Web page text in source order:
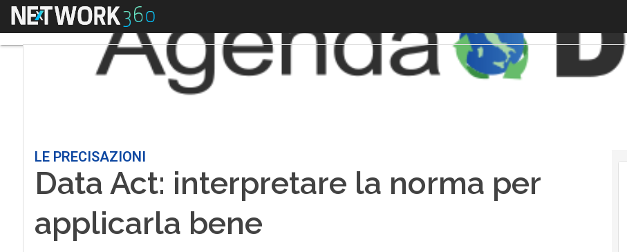
Menu
LE PRECISAZIONI
Data Act: interpretare la norma per
applicarla bene